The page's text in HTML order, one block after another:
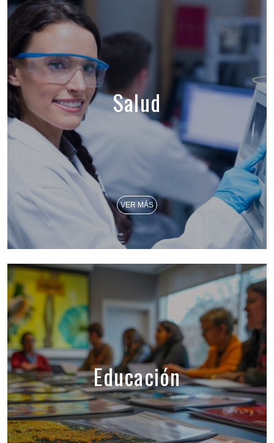
Salud
VER MÁS
Educación